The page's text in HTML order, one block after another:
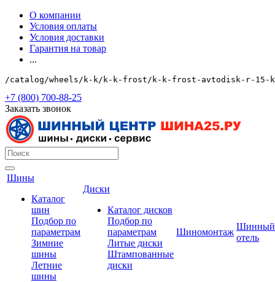
О компании
Условия оплаты
Условия доставки
Гарантия на товар
...
/catalog/wheels/k-k/k-k-frost/k-k-frost-avtodisk-r-15-
+7 (800) 700-88-25
Заказать звонок
Шины
Каталог
шин
Подбор по
параметрам
Зимние
шины
Летние
шины
Диски
Каталог дисков
Подбор по
параметрам
Литые диски
Штампованные
диски
Шиномонтаж
Шинный
отель